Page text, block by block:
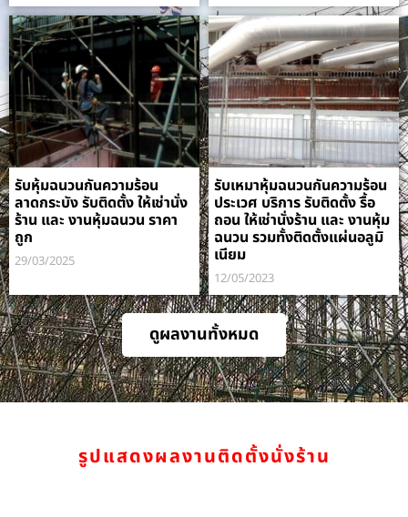
รับหุ้มฉนวนกันความร้อน
ลาดกระบัง รับติดตั้ง ให้เช่านั่ง
ร้าน และ งานหุ้มฉนวน ราคา
ถูก
29/03/2025
รับเหมาหุ้มฉนวนกันความร้อน
ประเวศ บริการ รับติดตั้ง รื้อ
ถอน ให้เช่านั่งร้าน และ งานหุ้ม
ฉนวน รวมทั้งติดตั้งแผ่นอลูมิ
เนียม
12/05/2023
ดูผลงานทั้งหมด
รูปแสดงผลงานติดตั้งนั่งร้าน